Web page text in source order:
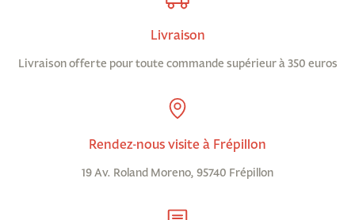
Livraison
Livraison offerte pour toute commande supérieur à 350 euros
Rendez-nous visite à Frépillon
19 Av. Roland Moreno, 95740 Frépillon